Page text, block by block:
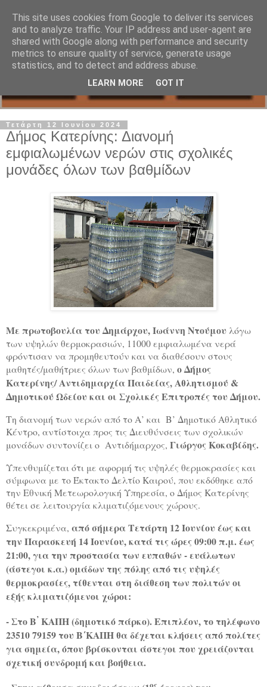
Τετάρτη 12 Ιουνίου 2024
Δήμος Κατερίνης: Διανομή
εμφιαλωμένων νερών στις σχολικές
μονάδες όλων των βαθμίδων
Με πρωτοβουλία του Δημάρχου, Ιωάννη Ντούμου λόγω
των υψηλών θερμοκρασιών, 11000 εμφιαλωμένα νερά
φρόντισαν να προμηθευτούν και να διαθέσουν στους
μαθητές/μαθήτριες όλων των βαθμίδων, ο Δήμος
Κατερίνης/ Αντιδημαρχία Παιδείας, Αθλητισμού &
Δημοτικού Ωδείου και οι Σχολικές Επιτροπές του Δήμου.
Τη διανομή των νερών από το Α’ και Β’ Δημοτικό Αθλητικό
Κέντρο, αντίστοιχα προς τις Διευθύνσεις των σχολικών
μονάδων συντονίζει ο Αντιδήμαρχος, Γιώργος Κοκαβίδης.
Υπενθυμίζεται ότι με αφορμή τις υψηλές θερμοκρασίες και
σύμφωνα με το Έκτακτο Δελτίο Καιρού, που εκδόθηκε από
την Εθνική Μετεωρολογική Υπηρεσία, ο Δήμος Κατερίνης
θέτει σε λειτουργία κλιματιζόμενους χώρους.
Συγκεκριμένα, από σήμερα Τετάρτη 12 Ιουνίου έως και
την Παρασκευή 14 Ιουνίου, κατά τις ώρες 09:00 π.μ. έως
21:00, για την προστασία των ευπαθών - ευάλωτων
(άστεγοι κ.α.) ομάδων της πόλης από τις υψηλές
θερμοκρασίες, τίθενται στη διάθεση των πολιτών οι
εξής κλιματιζόμενοι χώροι:
- Στο Β’ ΚΑΠΗ (δημοτικό πάρκο). Επιπλέον, το τηλέφωνο
23510 79159 του Β΄ΚΑΠΗ θα δέχεται κλήσεις από πολίτες
για σημεία, όπου βρίσκονται άστεγοι που χρειάζονται
σχετική συνδρομή και βοήθεια.
ος
This site uses cookies from Google to deliver its services
and to analyze traffic. Your IP address and user-agent are
shared with Google along with performance and security
metrics to ensure quality of service, generate usage
statistics, and to detect and address abuse.
LEARN MORE GOT IT